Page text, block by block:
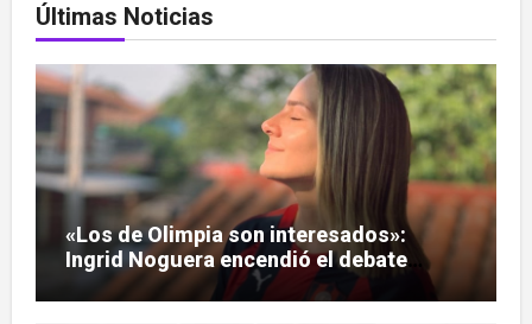
Últimas Noticias
«Los de Olimpia son interesados»:
Ingrid Noguera encendió el debate
sobre las hinchadas